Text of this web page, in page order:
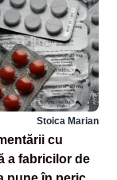
Stoica Marian
cu
a fabricilor de